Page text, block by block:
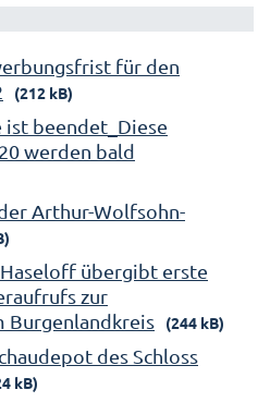
für den
(212 kB)
ist beendet_Diese
werden bald
Arthur-Wolfsohn-
übergibt erste
zur
Burgenlandkreis
(244 kB)
des Schloss
kB)